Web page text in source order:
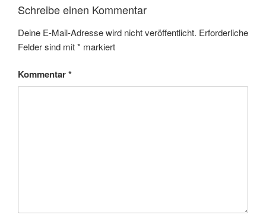
Schreibe einen Kommentar
Deine E-Mail-Adresse wird nicht veröffentlicht. Erforderliche
Felder sind mit* markiert
Kommentar*